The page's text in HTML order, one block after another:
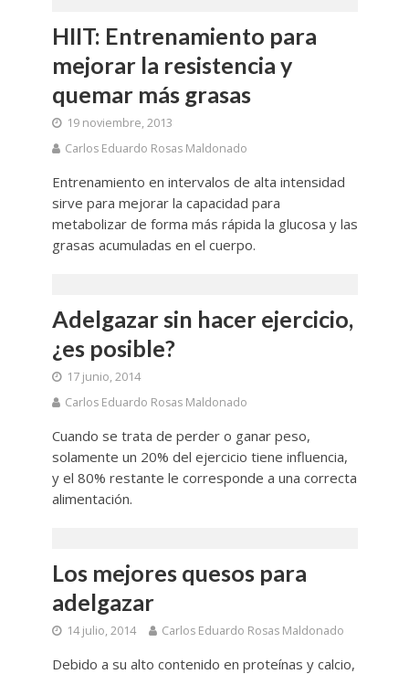
HIIT: Entrenamiento para
mejorar la resistencia y
quemar más grasas
19 noviembre, 2013
Carlos Eduardo Rosas Maldonado
Entrenamiento en intervalos de alta intensidad
sirve para mejorar la capacidad para
metabolizar de forma más rápida la glucosa y las
grasas acumuladas en el cuerpo.
Adelgazar sin hacer ejercicio,
¿es posible?
17 junio, 2014
Carlos Eduardo Rosas Maldonado
Cuando se trata de perder o ganar peso,
solamente un 20% del ejercicio tiene influencia,
y el 80% restante le corresponde a una correcta
alimentación.
Los mejores quesos para
adelgazar
14 julio, 2014 Carlos Eduardo Rosas Maldonado
Debido a su alto contenido en proteínas y calcio,